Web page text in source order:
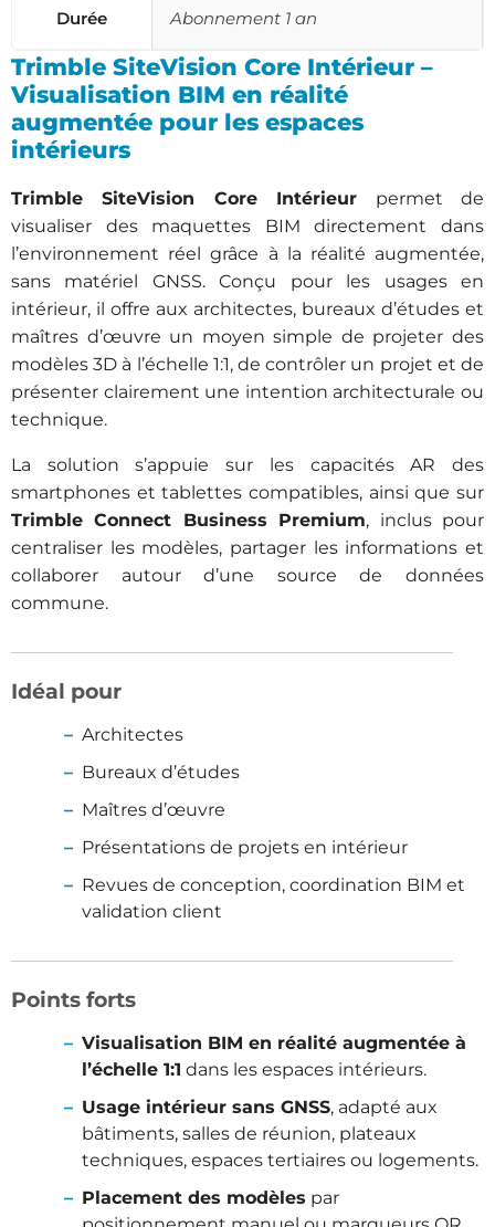
Durée Abonnement 1 an
Trimble SiteVision Core Intérieur –
Visualisation BIM en réalité
augmentée pour les espaces
intérieurs
Trimble SiteVision Core Intérieur permet de
visualiser des maquettes BIM directement dans
l’environnement réel grâce à la réalité augmentée,
sans matériel GNSS. Conçu pour les usages en
intérieur, il offre aux architectes, bureaux d’études et
maîtres d’œuvre un moyen simple de projeter des
modèles 3D à l’échelle 1:1, de contrôler un projet et de
présenter clairement une intention architecturale ou
technique.
La solution s’appuie sur les capacités AR des
smartphones et tablettes compatibles, ainsi que sur
Trimble Connect Business Premium, inclus pour
centraliser les modèles, partager les informations et
collaborer autour d’une source de données
commune.
Idéal pour
Architectes
Bureaux d’études
Maîtres d’œuvre
Présentations de projets en intérieur
Revues de conception, coordination BIM et
validation client
Points forts
Visualisation BIM en réalité augmentée à
l’échelle 1:1 dans les espaces intérieurs.
Usage intérieur sans GNSS, adapté aux
bâtiments, salles de réunion, plateaux
techniques, espaces tertiaires ou logements.
Placement des modèles par